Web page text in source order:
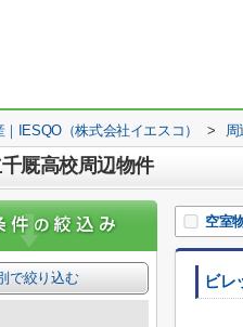
IESQO（株式会社イエスコ） > 周
厩高校周辺物件
空室
ビレ
で絞り込む